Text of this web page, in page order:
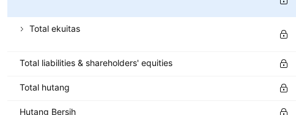
Total ekuitas
Total liabilities & shareholders' equities
Total hutang
Hutang Bersih